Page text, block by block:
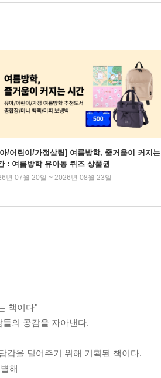
/어린이/가정살림] 여름방학, 줄거움이 커지는
: 여름방학 유아동 퀴즈 상품권
년 07월 20일 ~ 2026년 08월 23일
책이다"
의 공감을 자아낸다.
감을 덜어주기 위해 기획된 책이다.
해